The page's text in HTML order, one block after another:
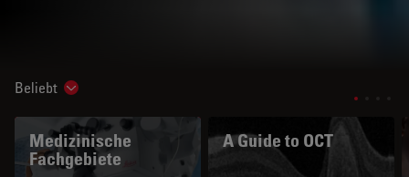
Beliebt Show subnavigation
Medizinische
Fachgebiete
A Guide to OCT